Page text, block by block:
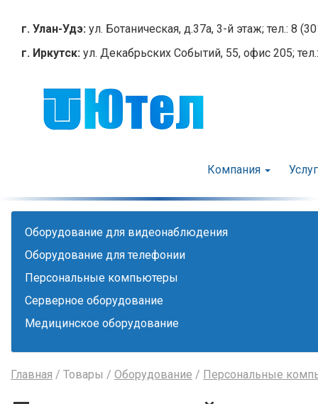
содержанию
г. Улан-Удэ: ул. Ботаническая, д.37а, 3-й этаж; тел.: 8
г. Иркутск: ул. Декабрьских Событий, 55, офис 205;
Компания
Оборудование для видеонаблюдения
Оборудование для телефонии
Персональные компьютеры
Серверное оборудование
Медицинское оборудование
Главная / Товары / Оборудование / Персональные